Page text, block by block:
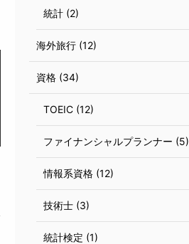
統計 (2)
海外旅行 (12)
資格 (34)
TOEIC (12)
ファイナンシャルプランナー (5)
情報系資格 (12)
技術士 (3)
統計検定 (1)